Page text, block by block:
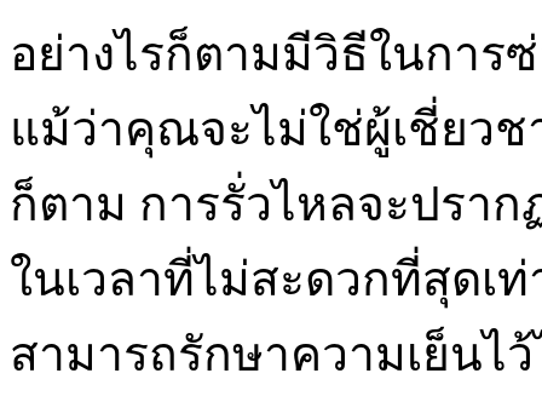
อย่างไรก็ตามมีวิธีในการ
แม้ว่าคุณจะไม่ใช่ผู้เชี่ยวช
ก็ตาม การรั่วไหลจะปรา
ในเวลาที่ไม่สะดวกที่สุดเ
สามารถรักษาความเย็น